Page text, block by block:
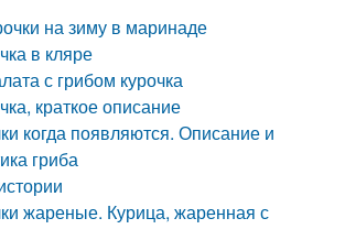
на зиму в маринаде
в кляре
с грибом курочка
краткое описание
когда появляются. Описание и
гриба
жареные. Курица, жаренная с